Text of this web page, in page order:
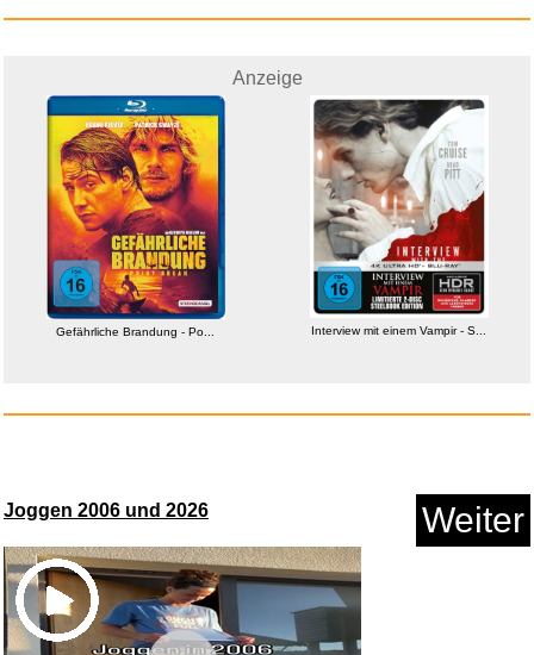
ASTER ALHEL� Anhänger
Anzeige
sleek [Jahresabo]...
Anzeige
Gefährliche Brandung - Po... Interview mit einem Vampir - S...
Joggen 2006 und 2026 Weiter